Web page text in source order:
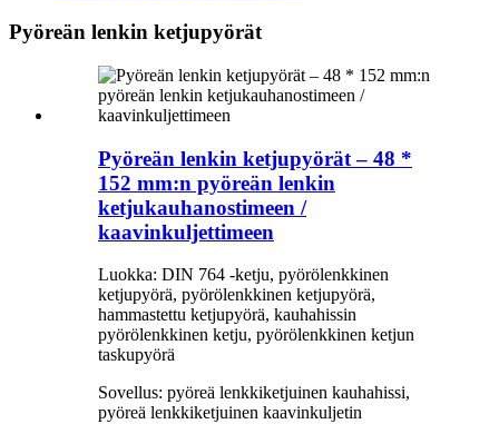
Pyöreän lenkin ketjupyörät
Pyöreän lenkin ketjupyörät – 48 *
152 mm:n pyöreän lenkin
ketjukauhanostimeen /
kaavinkuljettimeen
Luokka: DIN 764 -ketju, pyörölenkkinen
ketjupyörä, pyörölenkkinen ketjupyörä,
hammastettu ketjupyörä, kauhahissin
pyörölenkkinen ketju, pyörölenkkinen ketjun
taskupyörä
Sovellus: pyöreä lenkkiketjuinen kauhahissi,
pyöreä lenkkiketjuinen kaavinkuljetin